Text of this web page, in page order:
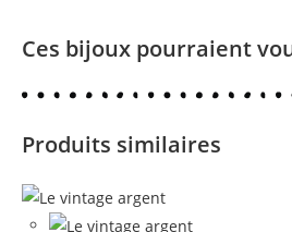
Ces bijoux pourraient
Produits similaires